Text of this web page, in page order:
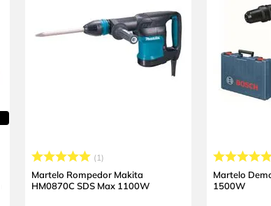
1
Martelo Rompedor Makita
HM0870C SDS Max 1100W
Martelo
1500W